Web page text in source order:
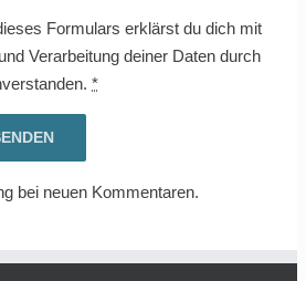
Formulars erklärst du dich mit
Verarbeitung deiner Daten durch
*
bei neuen Kommentaren.